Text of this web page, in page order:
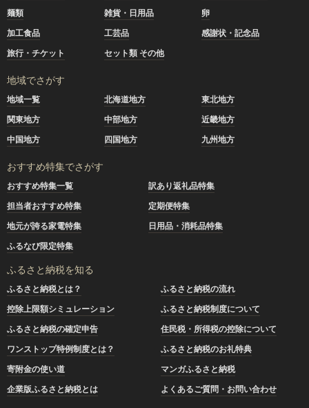
麺類
雑貨・日用品
卵
加工食品
工芸品
感謝状・記念品
旅行・チケット
セット類 その他
地域でさがす
地域一覧 北海道地方
東北地方
関東地方
中部地方
近畿地方
中国地方
四国地方 九州地方
おすすめ特集でさがす
おすすめ特集一覧
訳あり返礼品特集
担当者おすすめ特集
定期便特集
地元が誇る家電特集
日用品・消耗品特集
ふるなび限定特集
ふるさと納税を知る
ふるさと納税とは？
ふるさと納税の流れ
控除上限額シミュレーション
ふるさと納税制度について
ふるさと納税の確定申告
住民税・所得税の控除について
ワンストップ特例制度とは？
ふるさと納税のお礼特典
寄附金の使い道
マンガふるさと納税
企業版ふるさと納税とは
よくあるご質問・お問い合わせ